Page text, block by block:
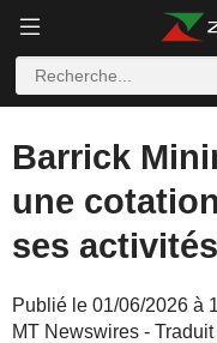
Barrick
une
ses
Publié le 01/06/2026 à
MT Newswires -